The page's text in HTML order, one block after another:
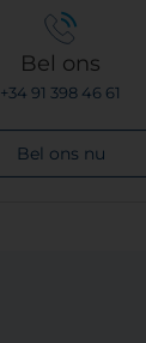
Bel ons
+34 91 398 46 61
Bel ons nu